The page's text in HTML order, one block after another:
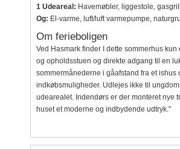
1 Udeareal: Havemøbler, liggestole,
Og: El-varme, luft/luft varmepumpe,
Om ferieboligen
Ved Hasmark finder I dette sommerhus
og opholdsstuen og direkte adgang til en
sommermånederne i gåafstand fra et
indkøbsmuligheder. Udlejes ikke til
udearealet. Indendørs er der monteret
huset et moderne og indbydende udtryk."